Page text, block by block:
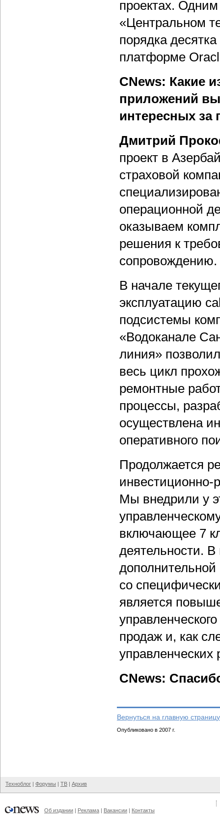
проектах. Одним
«Центральном
порядка
платформе
CNews: Какие
приложений вы
интересных за
Дмитрий
проект в
страховой
операционной
оказываем
решения к
сопровождению.
В начале
эксплуатацию
подсистемы
«Водоканале
линия»
весь цикл
ремонтные
процессы,
осуществлена
оперативного
Продолжается
инвестиционно-
Мы внедрили у
включающее 7
деятельности.
со
является
продаж и, как
CNews:
Вернуться на главную
Опубликовано в 2007 г.
Техноблог | Форумы | ТВ | Архив
Об издании | Реклама | Вакансии | Контакты